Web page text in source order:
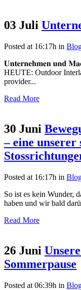
03 Juli
Posted at 16:17h in
𝐔𝐧𝐭𝐞𝐫𝐧𝐞𝐡𝐦𝐞𝐧 𝐮𝐧𝐝
HEUTE: Outdoor
provider...
Read More
30 Juni
– eine unserer
Posted at 16:17h in
So ist es kein Wunder,
haben und wir bald
Read More
26 Juni
Sommerpause
Posted at 06:39h in